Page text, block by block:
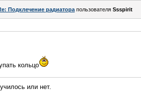
Подклечение радиатора пользователя Ssspirit
кольцо
или нет.